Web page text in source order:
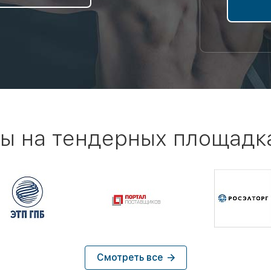
на тендерных
Смотреть все